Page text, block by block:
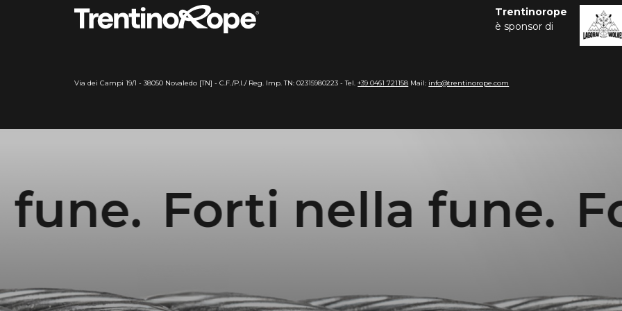
Trentinorope
è sponsor di
Via dei Campi 19/1 - 38050 Novaledo [TN] - C.F./P.I./ Reg. Imp. TN: 02315980223 - Tel.+39 0461 721158 Mail: info@trentinorope.com
Forti nella fune. Forti